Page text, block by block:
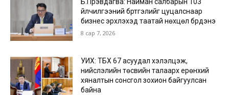
Б.Пүрэвдагва: Найман салбарын 103
үйлчилгээний бүртгэлийг цуцалснаар
бизнес эрхлэхэд таатай нөхцөл бүрдэнэ
8 сар 7, 2026
УИХ: ТБХ 67 асуудал хэлэлцэж,
нийслэлийн төсвийн талаарх ерөнхий
хяналтын сонсгол зохион байгуулсан
байна